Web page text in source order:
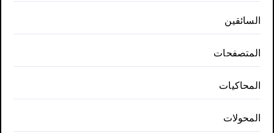
السائقين
المتصفحات
المحاكيات
المحولات